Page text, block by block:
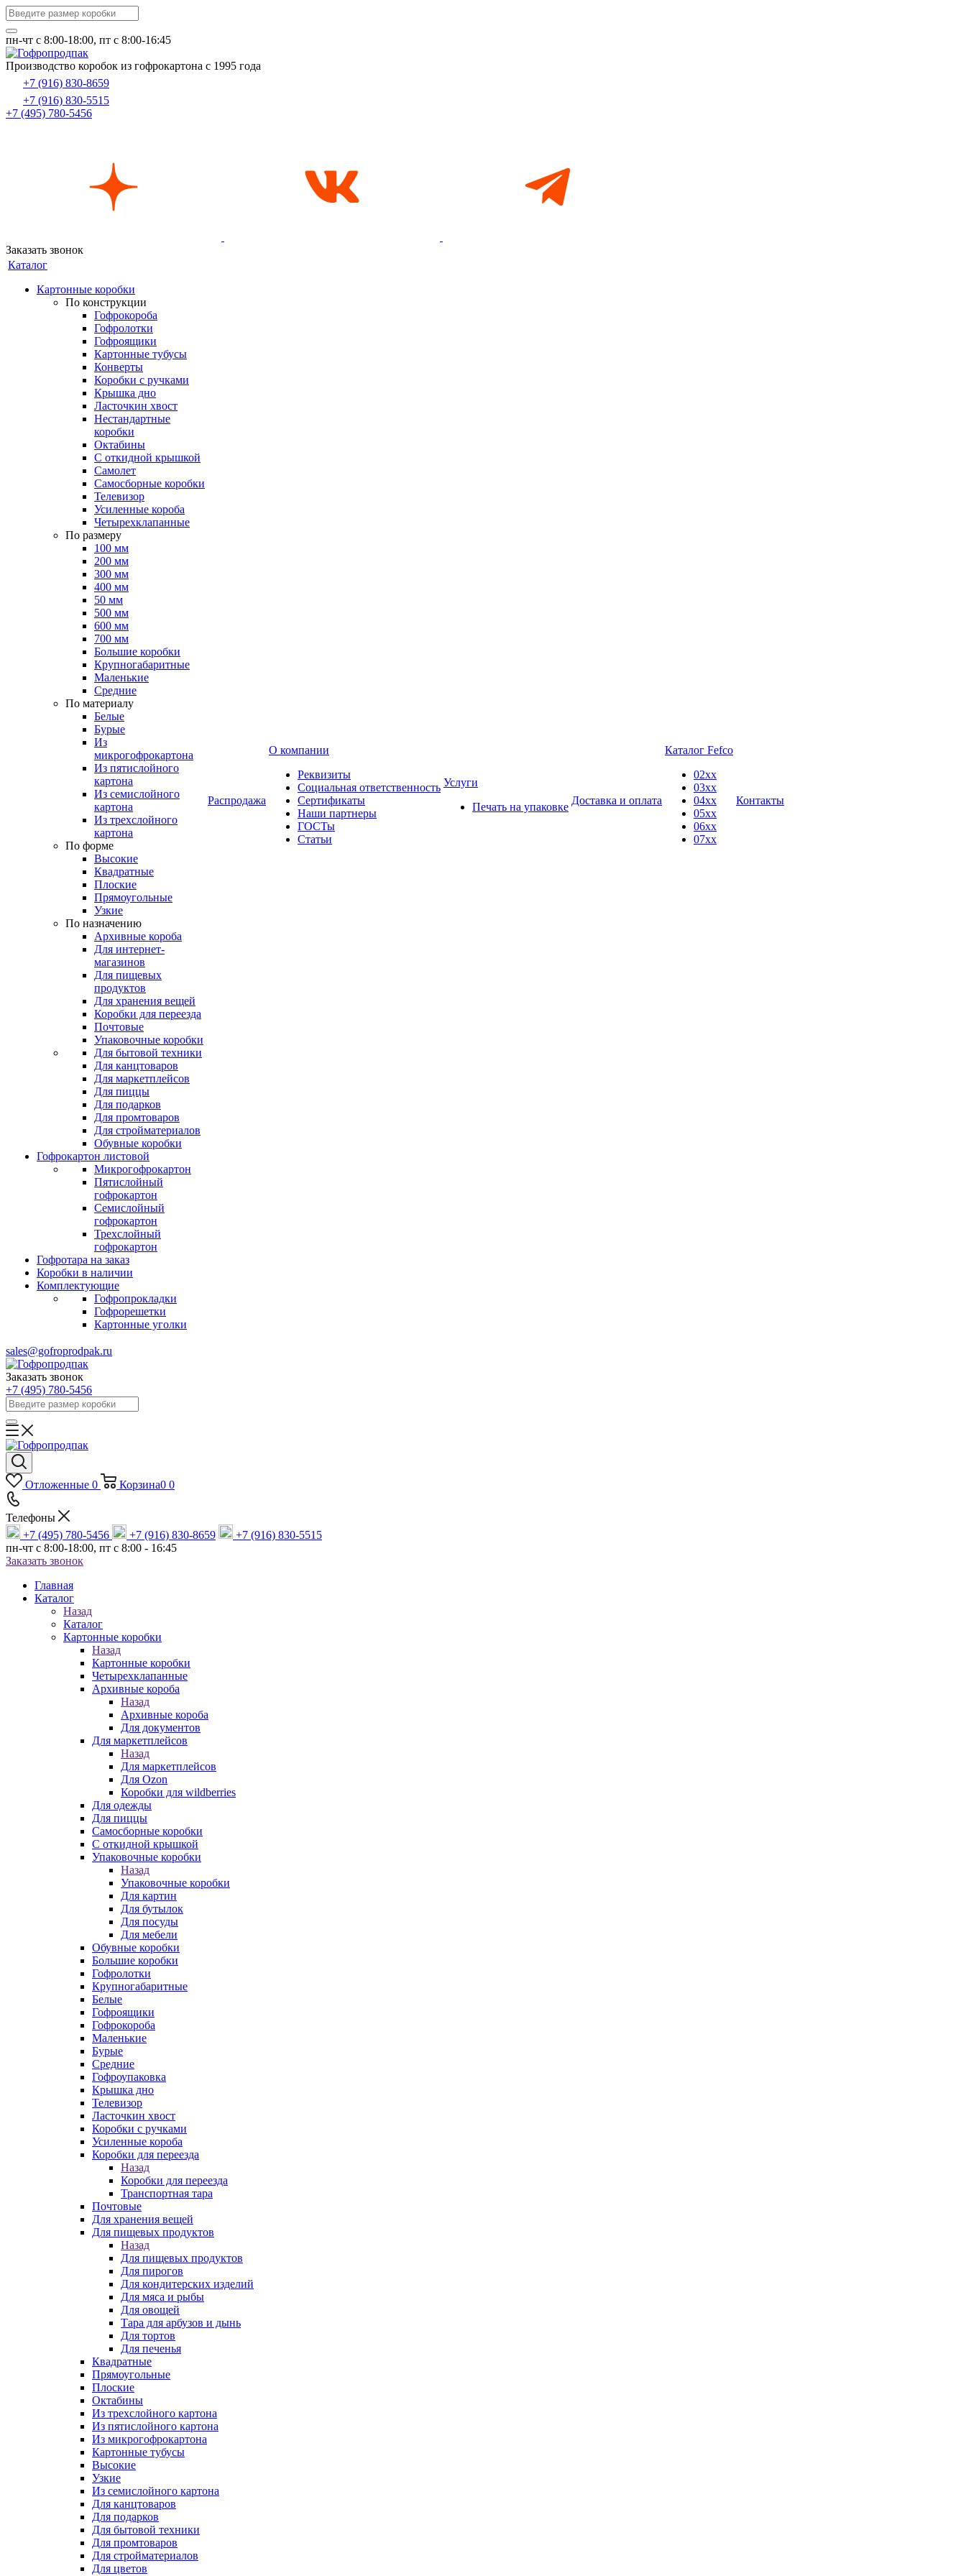
пн-чт c 8:00-18:00, пт с 8:00-16:45
Производство коробок из гофрокартона с 1995 года
+7 (916) 830-8659
+7 (916) 830-5515
+7 (495) 780-5456
Заказать звонок
Каталог
Картонные коробки
По конструкции
Гофрокороба
Гофролотки
Гофроящики
Картонные тубусы
Конверты
Коробки с ручками
Крышка дно
Ласточкин хвост
Нестандартные
коробки
Октабины
С откидной крышкой
Самолет
Самосборные коробки
Телевизор
Усиленные короба
Четырехклапанные
По размеру
100 мм
200 мм
300 мм
400 мм
50 мм
500 мм
600 мм
700 мм
Большие коробки
Крупногабаритные
Маленькие
Средние
По материалу
Белые
Бурые
Из
микрогофрокартона
Из пятислойного
картона
Из семислойного
картона
Из трехслойного
картона
По форме
Высокие
Квадратные
Плоские
Прямоугольные
Узкие
По назначению
Архивные короба
Для интернет-
магазинов
Для пищевых
продуктов
Для хранения вещей
Коробки для переезда
Почтовые
Упаковочные коробки
Для бытовой техники
Для канцтоваров
Для маркетплейсов
Для пиццы
Для подарков
Для промтоваров
Для стройматериалов
Обувные коробки
Гофрокартон листовой
Микрогофрокартон
Пятислойный
гофрокартон
Семислойный
гофрокартон
Трехслойный
гофрокартон
Гофротара на заказ
Коробки в наличии
Комплектующие
Гофропрокладки
Гофрорешетки
Картонные уголки
Распродажа
О компании
Реквизиты
Социальная ответственность
Сертификаты
Наши партнеры
ГОСТы
Статьи
Услуги
Печать на упаковке
Доставка и оплата
Каталог Fefco
02xx
03xx
04xx
05xx
06xx
07xx
Контакты
sales@gofroprodpak.ru
Заказать звонок
+7 (495) 780-5456
Отложенные 0 Корзина0 0
Телефоны
+7 (495) 780-5456
+7 (916) 830-8659
+7 (916) 830-5515
пн-чт c 8:00-18:00, пт с 8:00 - 16:45
Заказать звонок
Главная
Каталог
Назад
Каталог
Картонные коробки
Назад
Картонные коробки
Четырехклапанные
Архивные короба
Назад
Архивные короба
Для документов
Для маркетплейсов
Назад
Для маркетплейсов
Для Ozon
Коробки для wildberries
Для одежды
Для пиццы
Самосборные коробки
С откидной крышкой
Упаковочные коробки
Назад
Упаковочные коробки
Для картин
Для бутылок
Для посуды
Для мебели
Обувные коробки
Большие коробки
Гофролотки
Крупногабаритные
Белые
Гофроящики
Гофрокороба
Маленькие
Бурые
Средние
Гофроупаковка
Крышка дно
Телевизор
Ласточкин хвост
Коробки с ручками
Усиленные короба
Коробки для переезда
Назад
Коробки для переезда
Транспортная тара
Почтовые
Для хранения вещей
Для пищевых продуктов
Назад
Для пищевых продуктов
Для пирогов
Для кондитерских изделий
Для мяса и рыбы
Для овощей
Тара для арбузов и дынь
Для тортов
Для печенья
Квадратные
Прямоугольные
Плоские
Октабины
Из трехслойного картона
Из пятислойного картона
Из микрогофрокартона
Картонные тубусы
Высокие
Узкие
Из семислойного картона
Для канцтоваров
Для подарков
Для бытовой техники
Для промтоваров
Для стройматериалов
Для цветов